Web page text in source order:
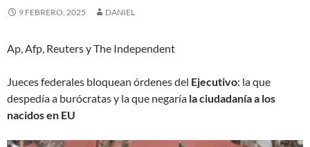
9 FEBRERO, 2025 DANIEL
Ap, Afp, Reuters y The Independent
Jueces federales bloquean órdenes del Ejecutivo: la que
despedía a burócratas y la que negaría la ciudadanía a los
nacidos en EU